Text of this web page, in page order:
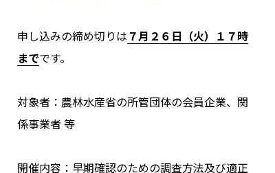
申し込みの締め切りは ７月２６日（火）１７時
までです。
対象者：農林水産省の所管団体の会員企業、関
係事業者 等
開催内容：早期確認のための調査方法及び適正